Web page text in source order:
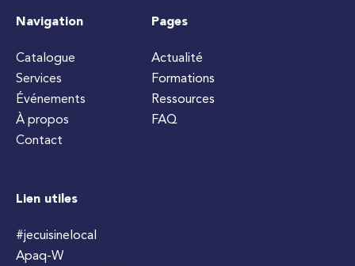
Navigation
Catalogue
Services
Événements
À propos
Contact
Pages
Actualité
Formations
Ressources
FAQ
Lien utiles
#jecuisinelocal
Apaq-W